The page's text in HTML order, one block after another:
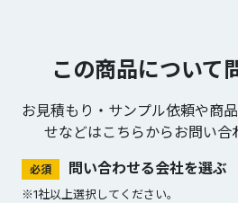
この商品について
お見積もり・サンプル依頼や商
せなどは こちらからお問い合
必須 問い合わせる会社を選ぶ
※1社以上選択してください。